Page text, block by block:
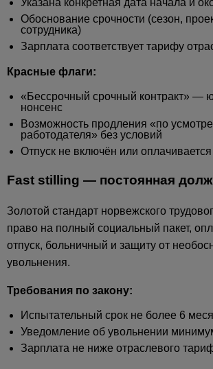
Указана конкретная дата начала и
Обоснование срочности (сезон,
сотрудника)
Зарплата соответствует тарифу
Красные флаги:
«Бессрочный срочный контракт» —
нонсенс
Возможность продления «по
работодателя» без условий
Отпуск не включён или оплачивается
Fast stilling — постоянная
Золотой стандарт норвежского
право на полный социальный пакет,
отпуск, больничный и защиту от
увольнения.
Требования по закону:
Испытательный срок не более 6
Уведомление об увольнении
Зарплата не ниже отраслевого